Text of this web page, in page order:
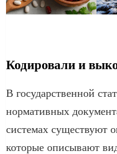
Кодировали и
В государственной
нормативных
системах существуют
которые описывают